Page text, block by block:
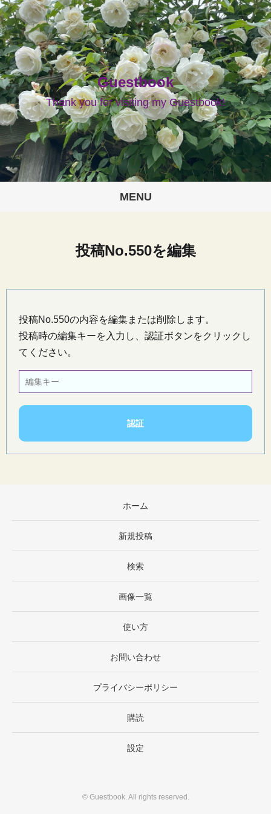
Guestbook
Thank you for visiting my Guestbook!
MENU
投稿No.550を編集
投稿No.550の内容を編集または削除します。
投稿時の編集キーを入力し、認証ボタンをクリックし
てください。
ホーム
新規投稿
検索
画像一覧
使い方
お問い合わせ
プライバシーポリシー
購読
設定
© Guestbook. All rights reserved.